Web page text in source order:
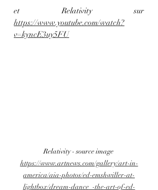
https://www.youtube.com/watch?
v=kyncE3uy5FU
Relativity - source image
https://www.artnews.com/gallery/art-in-
america/aia-photos/ed-emshwiller-at-
lightbox/dream-dance_-the-art-of-ed-